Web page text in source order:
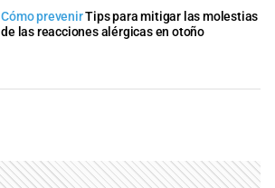
Cómo prevenirTips para mitigar las molestias
de las reacciones alérgicas en otoño